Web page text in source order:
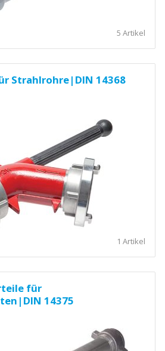
5 Artikel
Strahlrohre|DIN 14368
1 Artikel
für
14375